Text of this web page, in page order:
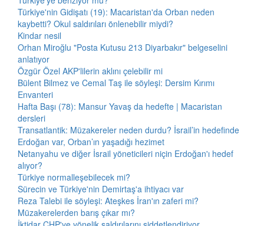
Türkiye'nin Gidişatı (19): Macaristan'da Orban neden
kaybetti? Okul saldırıları önlenebilir miydi?
Kindar nesil
Orhan Miroğlu "Posta Kutusu 213 Diyarbakır" belgeselini
anlatıyor
Özgür Özel AKP'lilerin aklını çelebilir mi
Bülent Bilmez ve Cemal Taş ile söyleşi: Dersim Kırımı
Envanteri
Hafta Başı (78): Mansur Yavaş da hedefte | Macaristan
dersleri
Transatlantik: Müzakereler neden durdu? İsrail’in hedefinde
Erdoğan var, Orban’ın yaşadığı hezimet
Netanyahu ve diğer İsrail yöneticileri niçin Erdoğan'ı hedef
alıyor?
Türkiye normalleşebilecek mi?
Sürecin ve Türkiye'nin Demirtaş'a ihtiyacı var
Reza Talebi ile söyleşi: Ateşkes İran'ın zaferi mi?
Müzakerelerden barış çıkar mı?